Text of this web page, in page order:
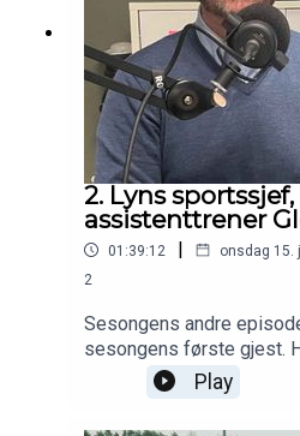
2. Lyns
assistenttrener
01:39:12 | onsdag 15.
2
Sesongens andre
sesongens første gjest.
familien, og styrer
vestkantklubben - i tillegg
Play